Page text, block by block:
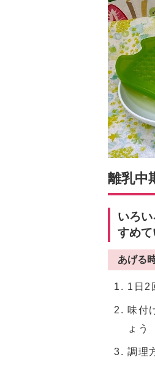
離乳中
いろ
すめて
あげる
1日2
味付
ょう
調理